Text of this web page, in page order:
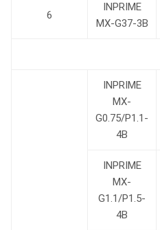
6
INPRIME
MX-G37-3B
INPRIME
MX-
G0.75/P1.1-
4B
INPRIME
MX-
G1.1/P1.5-
4B